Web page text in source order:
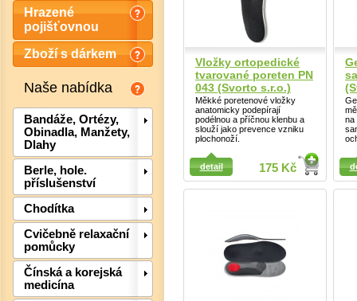
Hrazené
pojišťovnou
Zboží s dárkem
Naše nabídka
Bandáže, Ortézy,
Obinadla, Manžety,
Dlahy
Berle, hole.
příslušenství
Chodítka
Cvičebně relaxační
pomůcky
Čínská a korejská
medicína
Vložky ortopedické
tvarované poreten PN
043 (Svorto s.r.o.)
Měkké poretenové vložky
anatomicky podepírají
podélnou a příčnou klenbu a
slouží jako prevence vzniku
plochonoží.
175 Kč
detail
na
Detail
Detail